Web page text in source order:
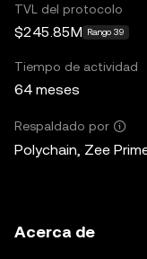
TVL del protocolo
$245.85M Rango 39
Tiempo de actividad
64 meses
Respaldado por
Polychain, Zee
Acerca de